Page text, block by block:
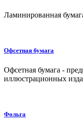
Ламинированная
Офсетная бумага
Офсетная бумага -
иллюстрационных
Фольга